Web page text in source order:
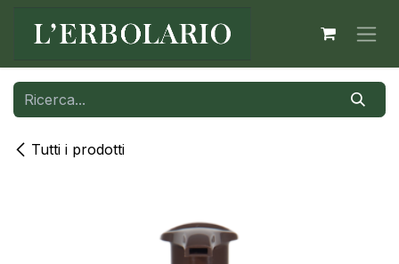
Tutti i prodotti